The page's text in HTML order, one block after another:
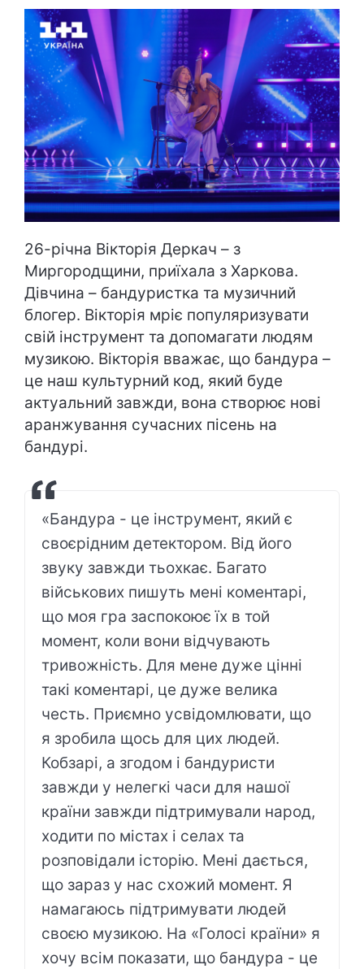
26-річна Вікторія Деркач – з
Миргородщини, приїхала з Харкова.
Дівчина – бандуристка та музичний
блогер. Вікторія мріє популяризувати
свій інструмент та допомагати людям
музикою. Вікторія вважає, що бандура –
це наш культурний код, який буде
актуальний завжди, вона створює нові
аранжування сучасних пісень на
бандурі.
«Бандура - це інструмент, який є
своєрідним детектором. Від його
звуку завжди тьохкає. Багато
військових пишуть мені коментарі,
що моя гра заспокоює їх в той
момент, коли вони відчувають
тривожність. Для мене дуже цінні
такі коментарі, це дуже велика
честь. Приємно усвідомлювати, що
я зробила щось для цих людей.
Кобзарі, а згодом і бандуристи
завжди у нелегкі часи для нашої
країни завжди підтримували народ,
ходити по містах і селах та
розповідали історію. Мені дається,
що зараз у нас схожий момент. Я
намагаюсь підтримувати людей
своєю музикою. На «Голосі країни» я
хочу всім показати, що бандура - це